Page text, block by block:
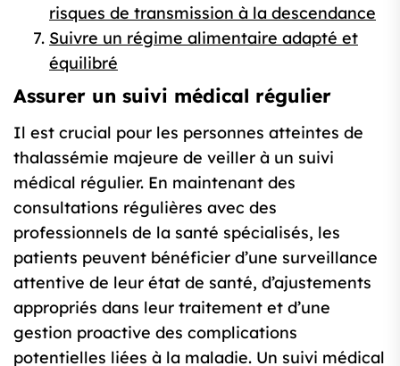
risques de transmission à la descendance
Suivre un régime alimentaire adapté et
équilibré
Assurer un suivi médical régulier
Il est crucial pour les personnes atteintes de
thalassémie majeure de veiller à un suivi
médical régulier. En maintenant des
consultations régulières avec des
professionnels de la santé spécialisés, les
patients peuvent bénéficier d’une surveillance
attentive de leur état de santé, d’ajustements
appropriés dans leur traitement et d’une
gestion proactive des complications
potentielles liées à la maladie. Un suivi médical